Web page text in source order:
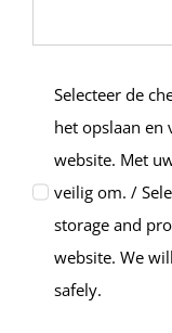
Selecteer de
het opslaan en
website. Met
veilig om. /
storage and
website. We
safely.